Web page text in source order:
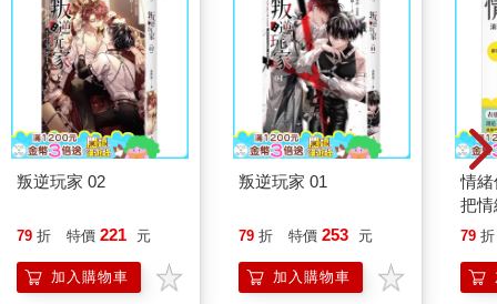
叛逆玩家 02
79 折 特價 221 元
加入購物車
叛逆玩家 01
79 折 特價 253 元
加入購物車
情
把
誰
79 折